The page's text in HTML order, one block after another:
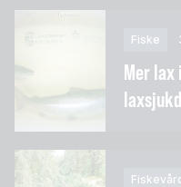
Fiske
Mer lax